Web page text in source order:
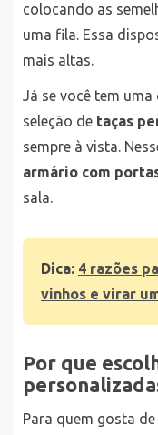
colocando as
uma fila. Essa
mais altas.
Já se você tem
seleção de taças
sempre à vista.
armário com
sala.
Dica: 4 razões
vinhos e virar
Por que
Para quem gosta